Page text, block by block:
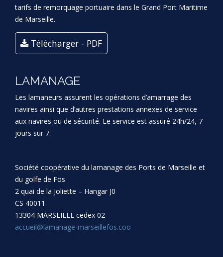
tarifs de remorquage portuaire dans le Grand Port Maritime
de Marseille.
Télécharger - PDF
LAMANAGE
Les lamaneurs assurent les opérations d’amarrage des
navires ainsi que d’autres prestations annexes de service
aux navires ou de sécurité. Le service est assuré 24h/24, 7
jours sur 7.
Société coopérative du lamanage des Ports de Marseille et
du golfe de Fos
2 quai de la Joliette – Hangar J0
CS 40011
13304 MARSEILLE cedex 02
accueil@lamanage-marseillefos.coo